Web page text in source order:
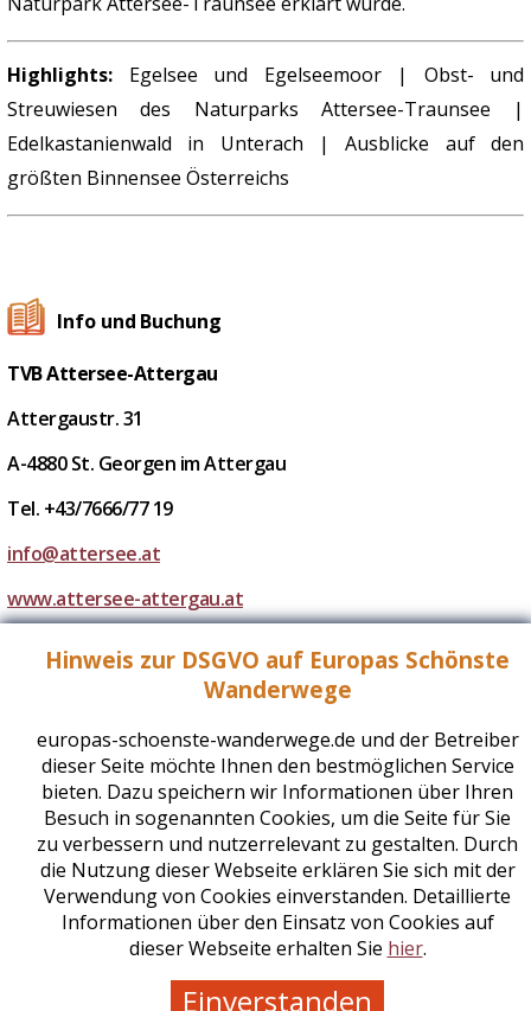
Highlights: Egelsee und Egelseemoor | Obst- und
Streuwiesen des Naturparks Attersee-Traunsee |
Edelkastanienwald in Unterach | Ausblicke auf den
größten Binnensee Österreichs
Info und Buchung
TVB Attersee-Attergau
Attergaustr. 31
A-4880 St. Georgen im Attergau
Tel. +43/7666/77 19
info@attersee.at
www.attersee-attergau.at
Ausrüstungstipps
Der Wanderrucksack
Hinweis zur DSGVO auf Europas Schönste
Wanderwege
europas-schoenste-wanderwege.de und der Betreiber
dieser Seite möchte Ihnen den bestmöglichen Service
bieten. Dazu speichern wir Informationen über Ihren
Besuch in sogenannten Cookies, um die Seite für Sie
zu verbessern und nutzerrelevant zu gestalten. Durch
die Nutzung dieser Webseite erklären Sie sich mit der
Verwendung von Cookies einverstanden. Detaillierte
Informationen über den Einsatz von Cookies auf
dieser Webseite erhalten Sie hier.
Einverstanden